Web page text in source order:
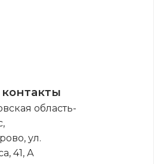
область-
ул.
41, А